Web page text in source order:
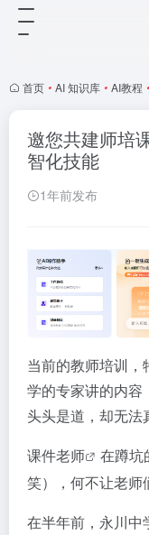
首页 • AI 知识库 • AI教程 •
邀您共建师培
智化技能
1年前发布
当前的教师培训
学的专家讲的内容
头头是道，却无法
课件老师
在蹲坑
笑），何不让老师
在半年前，永川中